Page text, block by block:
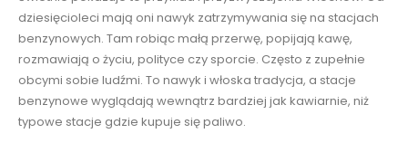
dziesięcioleci mają oni nawyk zatrzymywania się na stacjach
benzynowych. Tam robiąc małą przerwę, popijają kawę,
rozmawiają o życiu, polityce czy sporcie. Często z zupełnie
obcymi sobie ludźmi. To nawyk i włoska tradycja, a stacje
benzynowe wyglądają wewnątrz bardziej jak kawiarnie, niż
typowe stacje gdzie kupuje się paliwo.